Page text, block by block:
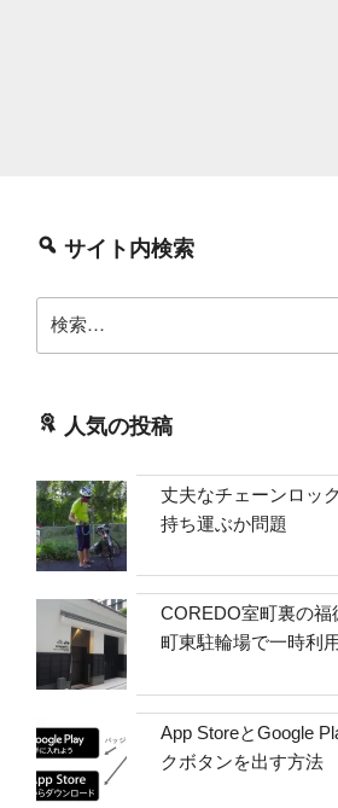
サイト内検索
索:
人気の投稿
丈夫なチェーンロッ
持ち運ぶか問題
COREDO室町裏の福
町東駐輪場で一時利
App StoreとGoogle
クボタンを出す方法